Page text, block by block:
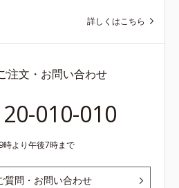
詳しくはこちら
注文・お問い合わせ
010-010
時より午後7時まで
質問・お問い合わせ